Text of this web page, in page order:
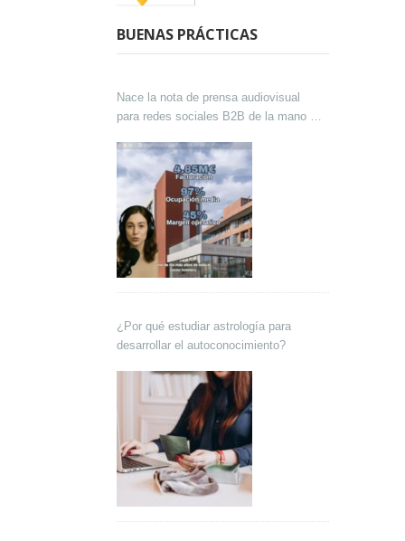
BUENAS PRÁCTICAS
Nace la nota de prensa audiovisual
para redes sociales B2B de la mano de
¿Por qué estudiar astrología para
desarrollar el autoconocimiento?